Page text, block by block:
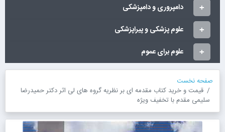
دامپروری و دامپزشکی
علوم پزشکی و پیراپزشکی
علوم برای عموم
صفحه نخست
قیمت و خرید کتاب مقدمه ای بر نظریه گروه های لی اثر دکتر حمیدرضا
سلیمی مقدم با تخفیف ویژه